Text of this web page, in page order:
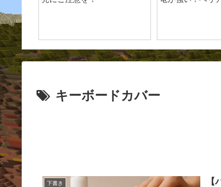
キーボードカバー
下書き